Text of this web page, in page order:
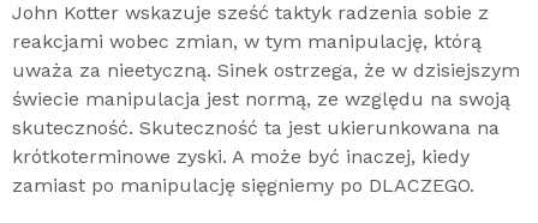
John Kotter wskazuje sześć taktyk radzenia sobie z
reakcjami wobec zmian, w tym manipulację, którą
uważa za nieetyczną. Sinek ostrzega, że w dzisiejszym
świecie manipulacja jest normą, ze względu na swoją
skuteczność. Skuteczność ta jest ukierunkowana na
krótkoterminowe zyski. A może być inaczej, kiedy
zamiast po manipulację sięgniemy po DLACZEGO.